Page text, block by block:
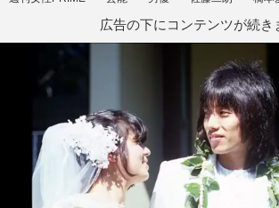
広告の下にコンテンツが続き